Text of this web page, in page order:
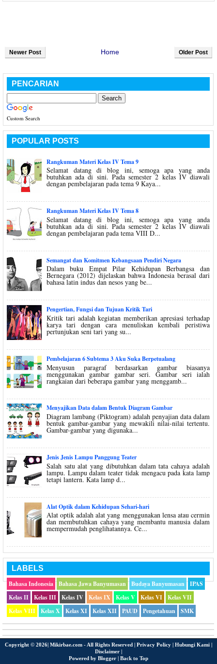
Newer Post Older Post
Home
PENCARIAN
Custom Search
POPULAR POSTS
Rangkuman Materi Kelas IV Tema 9
Selamat datang di blog ini, semoga apa yang anda
butuhkan ada di sini. Pada semester 2 kelas IV diawali
dengan pembelajaran pada tema 9 Kaya...
Rangkuman Materi Kelas IV Tema 8
Selamat datang di blog ini, semoga apa yang anda
butuhkan ada di sini. Pada semester 2 kelas IV diawali
dengan pembelajaran pada tema VIII D...
Semangat dan Komitmen Kebangsaan Pendiri Negara
Dalam buku Empat Pilar Kehidupan Berbangsa dan
Bernegara (2012) dijelaskan bahwa Indonesia berasal dari
bahasa latin indus dan nesos yang be...
Pengertian, Fungsi dan Tujuan Kritik Tari
Kritik tari adalah kegiatan memberikan apresiasi terhadap
karya tari dengan cara menuliskan kembali peristiwa
pertunjukan seni tari yang su...
Pembelajaran 6 Subtema 3 Aku Suka Berpetualang
Menyusun paragraf berdasarkan gambar biasanya
menggunakan gambar gambar seri. Gambar seri ialah
rangkaian dari beberapa gambar yang menggamb...
Menyajikan Data dalam Bentuk Diagram Gambar
Diagram lambang (Piktogram) adalah penyajian data dalam
bentuk gambar-gambar yang mewakili nilai-nilai tertentu.
Gambar-gambar yang digunaka...
Jenis Jenis Lampu Panggung Teater
Salah satu alat yang dibutuhkan dalam tata cahaya adalah
lampu. Lampu dalam teater tidak mengacu pada kata lamp
tetapi lantern. Kata lamp d...
Alat Optik dalam Kehidupan Sehari-hari
Alat optik adalah alat yang menggunakan lensa atau cermin
dan membutuhkan cahaya yang membantu manusia dalam
mempermudah penglihatannya. Ce...
LABELS
Bahasa Indonesia
Bahasa Jawa Banyumasan Budaya Banyumasan
IPAS
Kelas II
Kelas III Kelas IV Kelas IX Kelas V Kelas VI
Kelas VII
Kelas VIII
Kelas X Kelas XI Kelas XII PAUD Pengetahuan SMK
Copyright © 2026| Mikirbae.com - All Rights Reserved | Privacy Policy Hubungi Kami
Disclaimer
Powered by Blogger Back to Top